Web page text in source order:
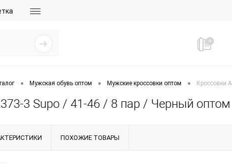
• Мужская обувь оптом • Мужские кроссовки оптом • Кроссовки
3 Supo / 41-46 / 8 пар / Черный оптом
ПОХОЖИЕ ТОВАРЫ